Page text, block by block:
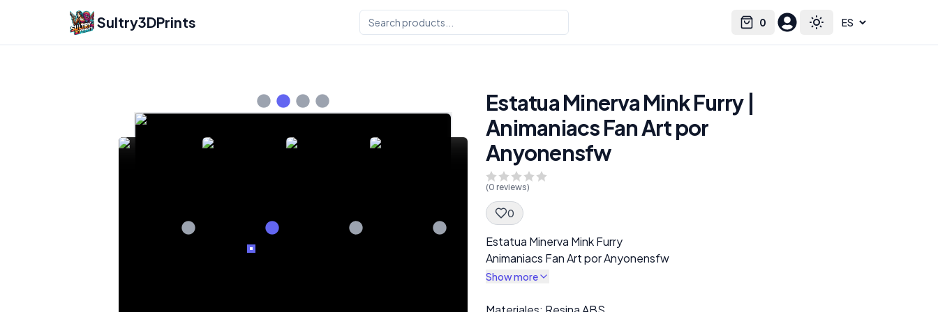
Sultry3DPrints 0
Cart Toggle theme
Select language
Estatua Minerva Mink Furry |
Animaniacs Fan Art por
Anyonensfw
(0 reviews)
0
Spec Description
Estatua Minerva Mink Furry
Animaniacs Fan Art por Anyonensfw
Show more
Description